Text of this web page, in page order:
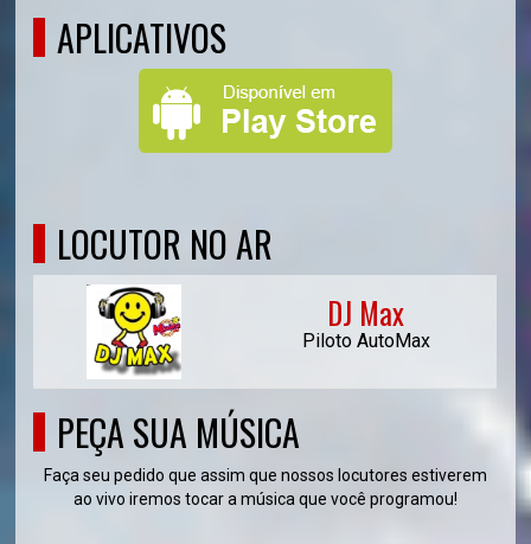
APLICATIVOS
LOCUTOR NO AR
DJ Max
Piloto AutoMax
PEÇA SUA MÚSICA
Faça seu pedido que assim que nossos locutores estiverem
ao vivo iremos tocar a música que você programou!